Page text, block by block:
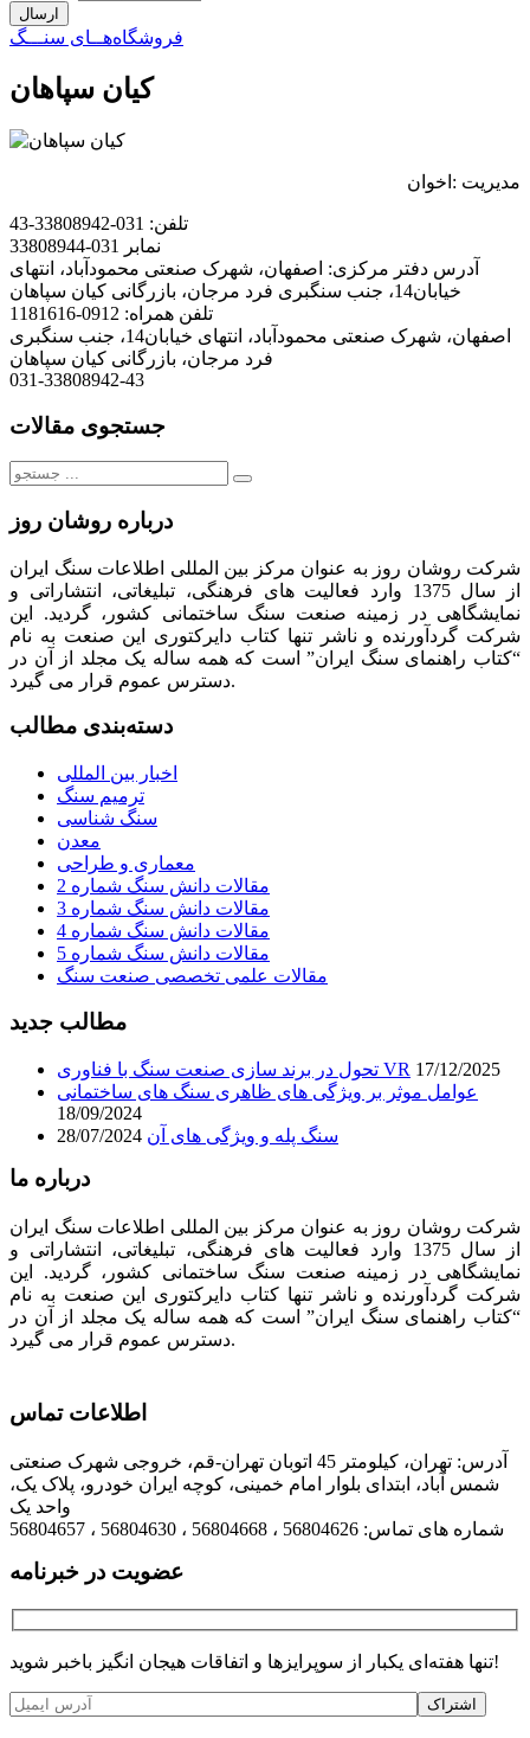
فروشگاه‌هــای سنـــگ
کیان سپاهان
مدیریت : اخوان
تلفن: 031-33808942-43
نمابر
031-33808944
آدرس دفتر مرکزی: اصفهان، شهرک صنعتی محمودآباد، انتهای
خیابان14، جنب سنگبری فرد مرجان، بازرگانی کیان سپاهان
تلفن همراه: 0912-1181616
اصفهان، شهرک صنعتی محمودآباد، انتهای خیابان14، جنب سنگبری
فرد مرجان، بازرگانی کیان سپاهان
031-33808942-43
جستجوی مقالات
جستجو
درباره روشان روز
شرکت روشان روز به عنوان مرکز بین المللی اطلاعات سنگ ایران
از سال 1375 وارد فعالیت های فرهنگی، تبلیغاتی، انتشاراتی و
نمایشگاهی در زمینه صنعت سنگ ساختمانی کشور، گردید. این
شرکت گردآورنده و ناشر تنها کتاب دایرکتوری این صنعت به نام
“کتاب راهنمای سنگ ایران” است که همه ساله یک مجلد از آن در
دسترس عموم قرار می گیرد.
دسته‌بندی مطالب
اخبار بین المللی
ترمیم سنگ
سنگ شناسی
معدن
معماری و طراحی
مقالات دانش سنگ شماره 2
مقالات دانش سنگ شماره 3
مقالات دانش سنگ شماره 4
مقالات دانش سنگ شماره 5
مقالات علمی تخصصی صنعت سنگ
مطالب جدید
تحول در برند سازی صنعت سنگ با فناوری VR 17/12/2025
عوامل موثر بر ویژگی های ظاهری سنگ های ساختمانی
18/09/2024
سنگ پله و ویژگی های آن 28/07/2024
درباره ما
شرکت روشان روز به عنوان مرکز بین المللی اطلاعات سنگ ایران
از سال 1375 وارد فعالیت های فرهنگی، تبلیغاتی، انتشاراتی و
نمایشگاهی در زمینه صنعت سنگ ساختمانی کشور، گردید. این
شرکت گردآورنده و ناشر تنها کتاب دایرکتوری این صنعت به نام
“کتاب راهنمای سنگ ایران” است که همه ساله یک مجلد از آن در
دسترس عموم قرار می گیرد.
اطلاعات تماس
آدرس: تهران، کیلومتر 45 اتوبان تهران-قم، خروجی شهرک صنعتی
شمس آباد، ابتدای بلوار امام خمینی، کوچه ایران خودرو، پلاک یک،
واحد یک
شماره های تماس: 56804626 ، 56804668 ، 56804630 ، 56804657
عضویت در خبرنامه
تنها هفته‌ای یکبار از سوپرایزها و اتفاقات هیجان انگیز باخبر شوید!
اشتراک